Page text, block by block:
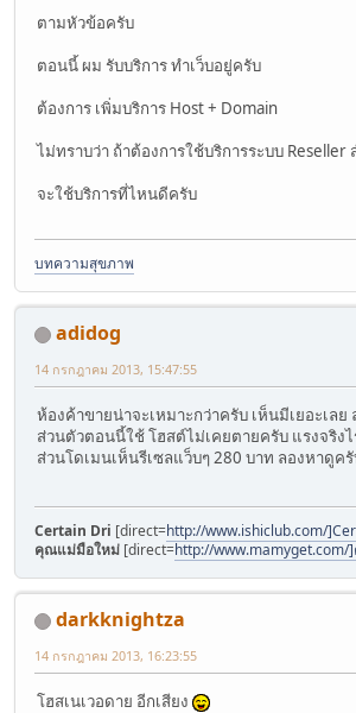
ตามหัวข้อครับ
ตอนนี้ ผม รับบริการ ทำเว็บอยู่ครับ
ต้องการ เพิ่มบริการ Host + Domain
ไม่ทราบว่า ถ้าต้องการใช้บริการระบบ Reseller
จะใช้บริการที่ไหนดีครับ
บทความสุขภาพ
adidog
14 กรกฎาคม 2013, 15:47:55
ห้องค้าขายน่าจะเหมาะกว่าครับ เห็นมีเยอะเล
ส่วนตัวตอนนี้ใช้ โฮสต์ไม่เคยตายครับ แรงจริงไ
ส่วนโดเมนเห็นรีเซลแว็บๆ 280 บาท ลองหาดูค
Certain Dri [direct=http://www.ishiclub.com/
คุณแม่มือใหม่ [direct=http://
darkknightza
14 กรกฎาคม 2013, 16:23:55
โฮสเนเวอดาย อีกเสียง